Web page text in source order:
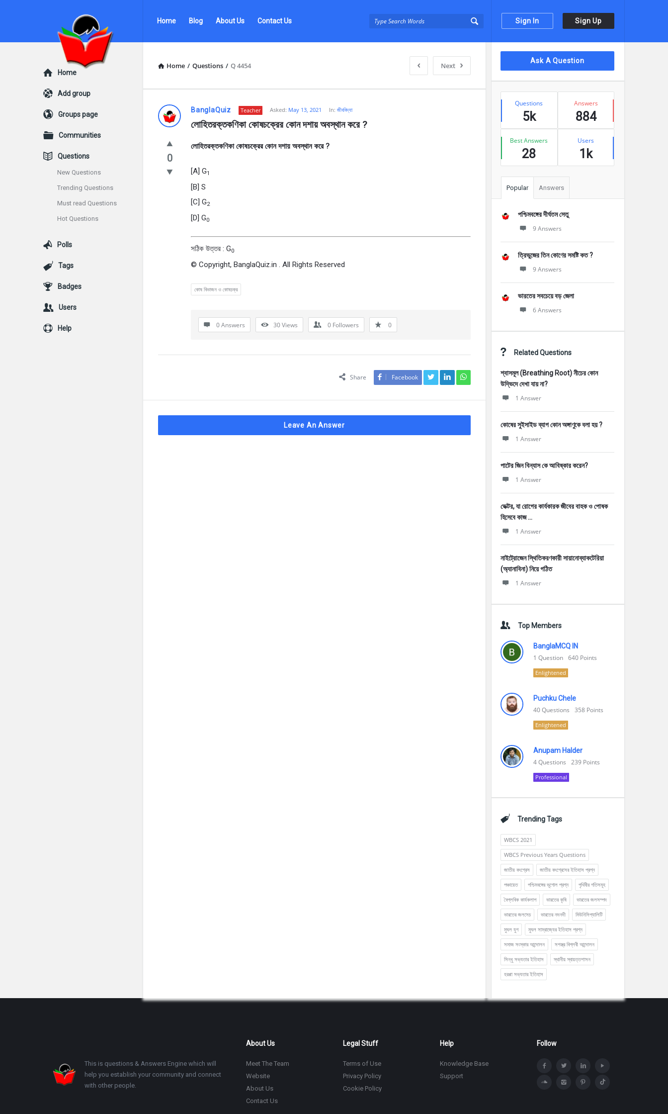
Sign In Sign Up
Questions
BanglaQuiz
Questions
by
BanglaQuiz
Home Blog About Us Contact Us
Home / Questions / Q 4454 Next
Ask
Questions
by
BanglaQuiz
Latest
Questions
BanglaQuiz Teacher Asked: May 13, 2021 In: জীববিদ্যা
লোহিতরক্তকণিকা কোষচক্রের কোন দশায় অবস্থান করে ?
0
লোহিতরক্তকণিকা কোষচক্রের কোন দশায় অবস্থান করে ?
[A] G1
[B] S
[C] G2
[D] G0
সঠিক উত্তর : G0
© Copyright, BanglaQuiz.in . All Rights Reserved
কোষ বিভাজন ও কোষচক্র
0 Answers 30Views 0 Followers 0
Share Facebook
Leave An Answer
Sidebar
Ask A Question
StatsQuestions
5k
Answers
884
Best Answers
28
Users
1k
Popular Answers
পশ্চিমবঙ্গের দীর্ঘতম সেতু
9 Answers
ত্রিভুজের তিন কোণের সমষ্টি কত ?
9 Answers
ভারতের সবচেয়ে বড় জেলা
6 Answers
Related Questions
শ্বাসমূল (Breathing Root) নীচের কোন
উদ্ভিদে দেখা যায় না?
1 Answer
কোষের সুইসাইড ব্যাগ কোন অঙ্গাণুকে বলা হয় ?
1 Answer
পাটের জিন বিন্যাস কে আবিষ্কার করেন?
1 Answer
ভেক্টর, যা রোগের কার্যকারক জীবের বাহক ও পোষক
হিসেবে কাজ ...
1 Answer
নাইট্রোজেন স্থিতিকরণকারী সায়ানোব্যাকটেরিয়া
(অ্যানাবিনা) নিয়ে গঠিত
1 Answer
Top Members
BanglaMCQ IN
1 Question 640 Points
Enlightened
Puchku Chele
40Questions 358 Points
Enlightened
Anupam Halder
4Questions 239 Points
Professional
Trending Tags
WBCS 2021
WBCS Previous Years Questions
জাতীয় কংগ্রেস
জাতীয় কংগ্রেসের ইতিহাস প্রশ্ন
পঞ্চায়েত
পশ্চিমবঙ্গের ভূগোল প্রশ্ন
পৃথিবীর গতিসমূহ
বৈপ্লবিক কার্যকলাপ
ভারতের কৃষি
ভারতের জলসম্পদ
ভারতের জলসেচ
ভারতের নদনদী
মিউনিসিপ্যালিটি
মুঘল যুগ
মুঘল সাম্রাজ্যের ইতিহাস প্রশ্ন
সমাজ সংস্কার আন্দোলন
সশস্ত্র বিপ্লবী আন্দোলন
সিন্ধু সভ্যতার ইতিহাস
স্থানীয় স্বায়ত্তশাসন
হরপ্পা সভ্যতার ইতিহাস
Explore
Home
Add group
Groups page
Communities
Questions
New Questions
Trending Questions
Must read Questions
Hot Questions
Polls
Tags
Badges
Users
Help
This is questions & Answers Engine which will
help you establish your community and connect
with other people.
About Us
Meet The Team
Website
About Us
Contact Us
Legal Stuff
Terms of Use
Privacy Policy
Cookie Policy
Help
Knowledge Base
Support
Follow